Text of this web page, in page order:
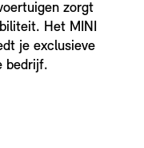
zorgt
Het MINI
je exclusieve
bedrijf.